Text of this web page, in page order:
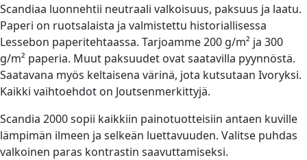
Scandiaa luonnehtii neutraali valkoisuus, paksuus ja laatu.
Paperi on ruotsalaista ja valmistettu historiallisessa
Lessebon paperitehtaassa. Tarjoamme 200 g/m² ja 300
g/m² paperia. Muut paksuudet ovat saatavilla pyynnöstä.
Saatavana myös keltaisena värinä, jota kutsutaan Ivoryksi.
Kaikki vaihtoehdot on Joutsenmerkittyjä.
Scandia 2000 sopii kaikkiin painotuotteisiin antaen kuville
lämpimän ilmeen ja selkeän luettavuuden. Valitse puhdas
valkoinen paras kontrastin saavuttamiseksi.